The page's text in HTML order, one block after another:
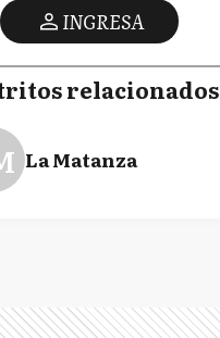
INGRESA
relacionados
La Matanza